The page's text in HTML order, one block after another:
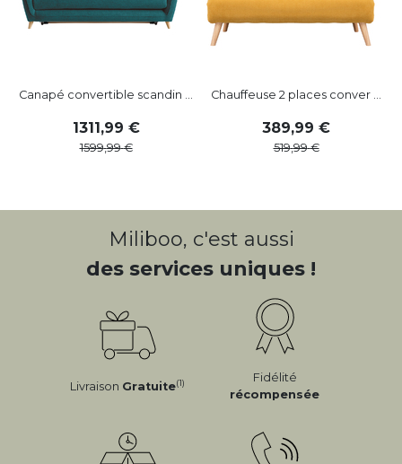
Canapé convertible scandin ...
1311 ,99
1599,99
Chauffeuse 2 places conver ...
389,99
519,99
Miliboo, c'est aussi
des services uniques !
Livraison Gratuite(1)
Fidélité
récompensée